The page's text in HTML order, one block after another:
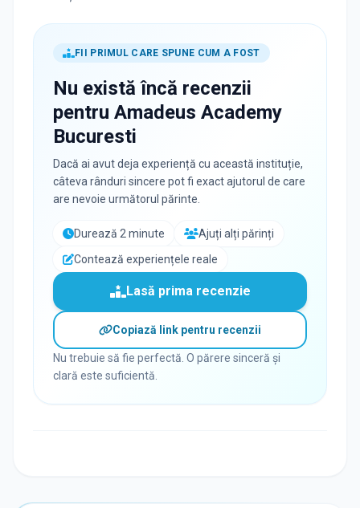
FII PRIMUL CARE SPUNE CUM A FOST
Nu există încă recenzii
pentru Amadeus Academy
Bucuresti
Dacă ai avut deja experiență cu această instituție,
câteva rânduri sincere pot fi exact ajutorul de care
are nevoie următorul părinte.
Durează 2 minute
Ajuți alți părinți
Contează experiențele reale
Lasă prima recenzie
Copiază link pentru recenzii
Nu trebuie să fie perfectă. O părere sinceră și
clară este suficientă.